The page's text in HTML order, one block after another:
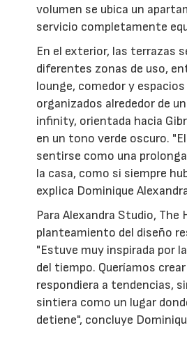
volumen se ubica un
servicio completamente
En el exterior, las terrazas
diferentes zonas de uso,
lounge, comedor y
organizados alrededor de
infinity, orientada hacia
en un tono verde oscuro.
sentirse como una
la casa, como si siempre
explica Dominique
Para Alexandra Studio, The
planteamiento del diseño
"Estuve muy inspirada por
del tiempo. Queríamos
respondiera a tendencias,
sintiera como un lugar
detiene", concluye